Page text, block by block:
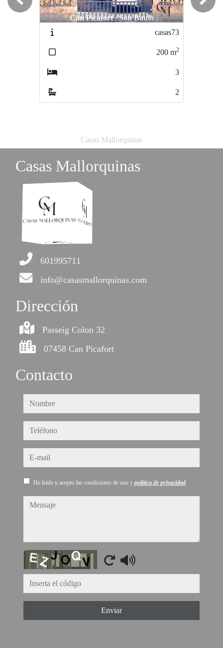
Can Picafort / Son BauloBúger / Búger
casas13
400m
Previous Next
Casas Mallorquinas
Casas Mallorquinas
601995711
info@casasmallorquinas.com
Dirección
Passeig Colon 32
07458 Can Picafort
Contacto
nombre
teléfono
e-mail
He leído y acepto las condiciones de uso y política de privacidad
mensaje
Captcha
Enviar